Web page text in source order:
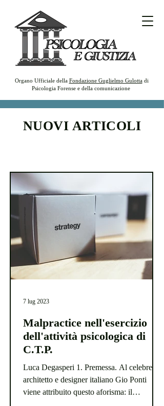
Organo Ufficiale della Fondazione Guglielmo Gulottadi
Psicologia Forense e della comunicazione
NUOVI ARTICOLI
Malpractice nell'esercizio
dell'attività psicologica di
C.T.P.
Luca Degasperi 1. Premessa. Al celebre
architetto e designer italiano Gio Ponti
viene attribuito questo aforisma: il
7 lug 2023